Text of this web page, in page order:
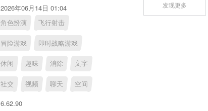
2026年06月14日 01:04
角色扮演 飞行射击
冒险游戏 即时战略游戏
休闲 趣味 消除 文字
社交 视频 聊天 空间
6.62.90
发现更多